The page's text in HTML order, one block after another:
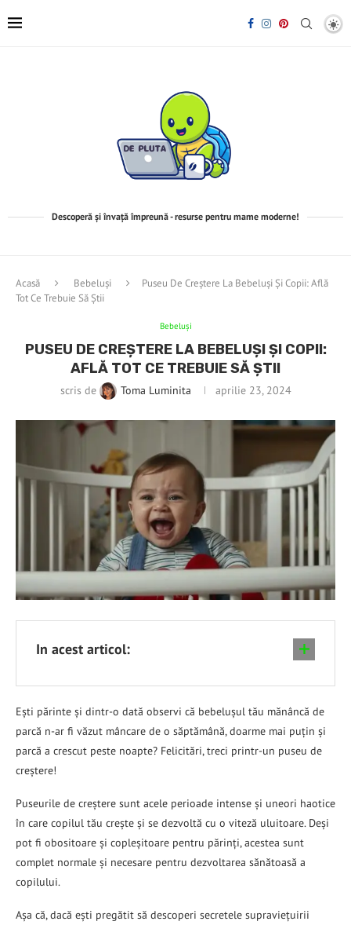
Descoperă și învață împreună - resurse pentru mame moderne!
Acasă Bebeluşi
Puseu De Creștere La Bebeluși Și Copii: Află
Tot Ce Trebuie Să Știi
Bebeluşi
PUSEU DE CREȘTERE LA BEBELUȘI ȘI COPII:
AFLĂ TOT CE TREBUIE SĂ ȘTII
scris de Toma Luminita aprilie 23, 2024
In acest articol:
Ești părinte și dintr-o dată observi că bebelușul tău mănâncă de
parcă n-ar fi văzut mâncare de o săptămână, doarme mai puțin și
parcă a crescut peste noapte? Felicitări, treci printr-un puseu de
creștere!
Puseurile de creștere sunt acele perioade intense și uneori haotice
în care copilul tău crește și se dezvoltă cu o viteză uluitoare. Deși
pot fi obositoare și copleșitoare pentru părinți, acestea sunt
complet normale și necesare pentru dezvoltarea sănătoasă a
copilului.
Așa că, dacă ești pregătit să descoperi secretele supraviețuirii